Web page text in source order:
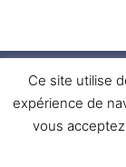
Connexion
Ce site utilise
expérience de
vous